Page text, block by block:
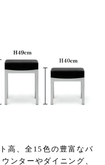
高、全15色の豊富なバ
ンターやダイニング、